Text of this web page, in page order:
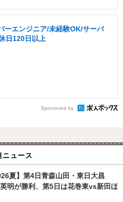
ーエンジニア/未経験OK/サーバ
日120日以上
Sponsored by
ニュース
夏】第4日青森山田・東日大昌
明が勝利、第5日は花巻東vs新田ほ